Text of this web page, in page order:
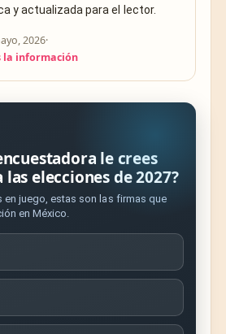
y actualizada para el lector.
2026·
la información
le crees
elecciones de 2027?
en juego, estas son las firmas que
en México.